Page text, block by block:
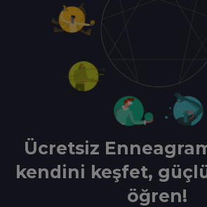
Ücretsiz
kendini keşfet,
öğren!